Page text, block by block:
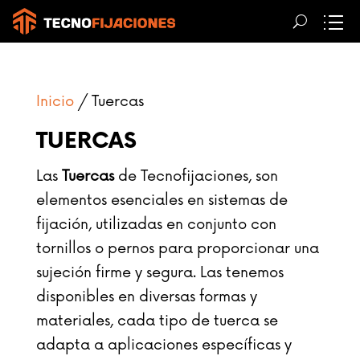
Inicio/ Tuercas
TUERCAS
Las Tuercasde Tecnofijaciones, son
elementos esenciales en sistemas de
fijación, utilizadas en conjunto con
tornillos o pernos para proporcionar una
sujeción firme y segura. Las tenemos
disponibles en diversas formas y
materiales, cada tipo de tuerca se
adapta a aplicaciones específicas y